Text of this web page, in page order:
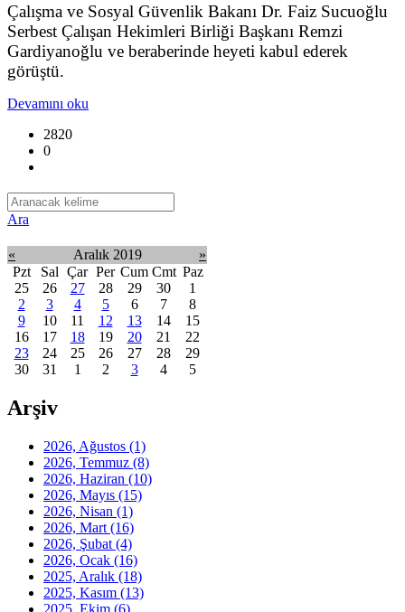
Çalışma ve Sosyal Güvenlik Bakanı Dr. Faiz Sucuoğlu
Serbest Çalışan Hekimleri Birliği Başkanı Remzi
Gardiyanoğlu ve beraberinde heyeti kabul ederek
görüştü.
Devamını oku
2820
0
Ara
« Aralık 2019
»
Pzt
Sal Çar Per Cum Cmt Paz
25
26 27 28 29 30
1
2
3 4 5 6 7
8
9
10 11 12 13 14
15
16
17 18 19 20 21
22
23
24 25 26 27 28
29
30
31 1 2 3 4 5
Arşiv
2026, Ağustos (1)
2026, Temmuz (8)
2026, Haziran (10)
2026, Mayıs (15)
2026, Nisan (1)
2026, Mart (16)
2026, Şubat (4)
2026, Ocak (16)
2025, Aralık (18)
2025, Kasım (13)